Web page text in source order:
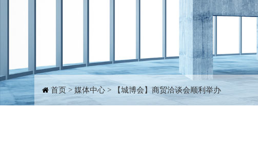
首页 >媒体中心 > 【城博会】商贸洽谈会顺利举办